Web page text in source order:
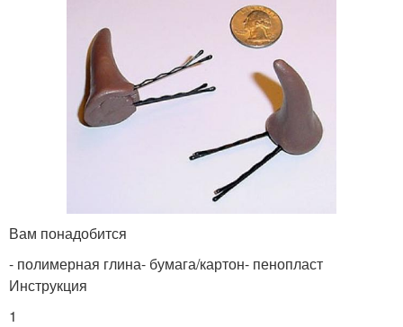
Вам понадобится
- полимерная глина- бумага/картон- пенопласт
Инструкция
1